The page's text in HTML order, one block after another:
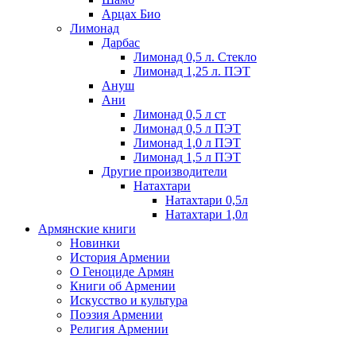
Арцах Био
Лимонад
Дарбас
Лимонад 0,5 л. Стекло
Лимонад 1,25 л. ПЭТ
Ануш
Ани
Лимонад 0,5 л ст
Лимонад 0,5 л ПЭТ
Лимонад 1,0 л ПЭТ
Лимонад 1,5 л ПЭТ
Другие производители
Натахтари
Натахтари 0,5л
Натахтари 1,0л
Армянские книги
Новинки
История Армении
О Геноциде Армян
Книги об Армении
Иcкусство и культура
Поэзия Армении
Религия Армении